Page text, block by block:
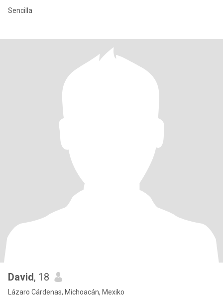
Sencilla
David, 18
Lázaro Cárdenas, Michoacán, Mexiko